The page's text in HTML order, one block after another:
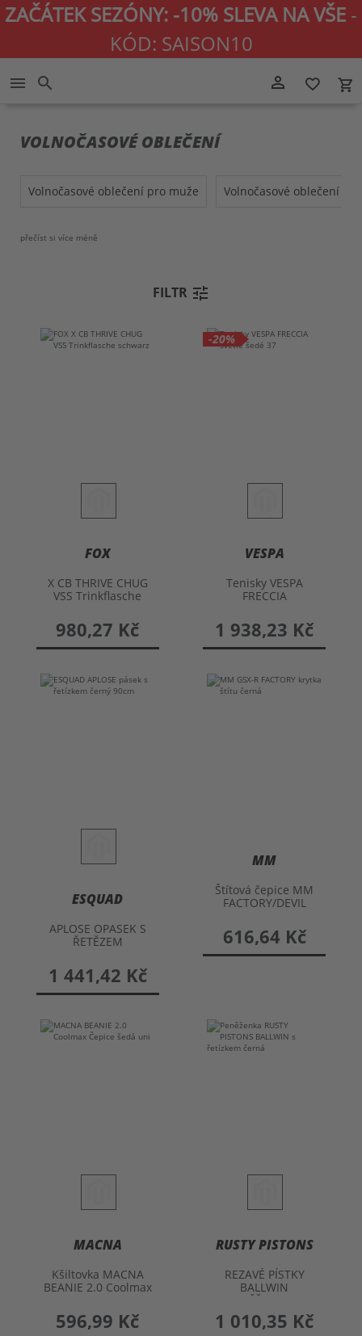
ZAČÁTEK SEZÓNY: -10% SLEVA NA VŠE -
KÓD: SAISON10
person_outline favorite_border local_grocery_store
menu search
VOLNOČASOVÉ OBLEČENÍ
volnočasové oblečení pro muže volnočasové oblečení
přečíst si více méně
FOX
X CB THRIVE CHUG
VSS Trinkflasche
980,27 Kč
-20%
VESPA
Tenisky VESPA
FRECCIA
1 938,23 Kč
ESQUAD
APLOSE OPASEK S
ŘETĚZEM
1 441,42 Kč
MM
Štítová čepice MM
FACTORY/DEVIL
616,64 Kč
MACNA
Kšiltovka MACNA
BEANIE 2.0 Coolmax
596,99 Kč
RUSTY PISTONS
REZAVÉ PÍSTKY
BALLWIN
PENĚŽENKA S
ŘETĚZEM
1 010,35 Kč
FILTR tune